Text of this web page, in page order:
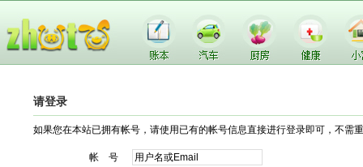
请登录
如果您在本站已拥有帐号，请使用已有的帐号信息直接进行登录即可，不需
帐 号